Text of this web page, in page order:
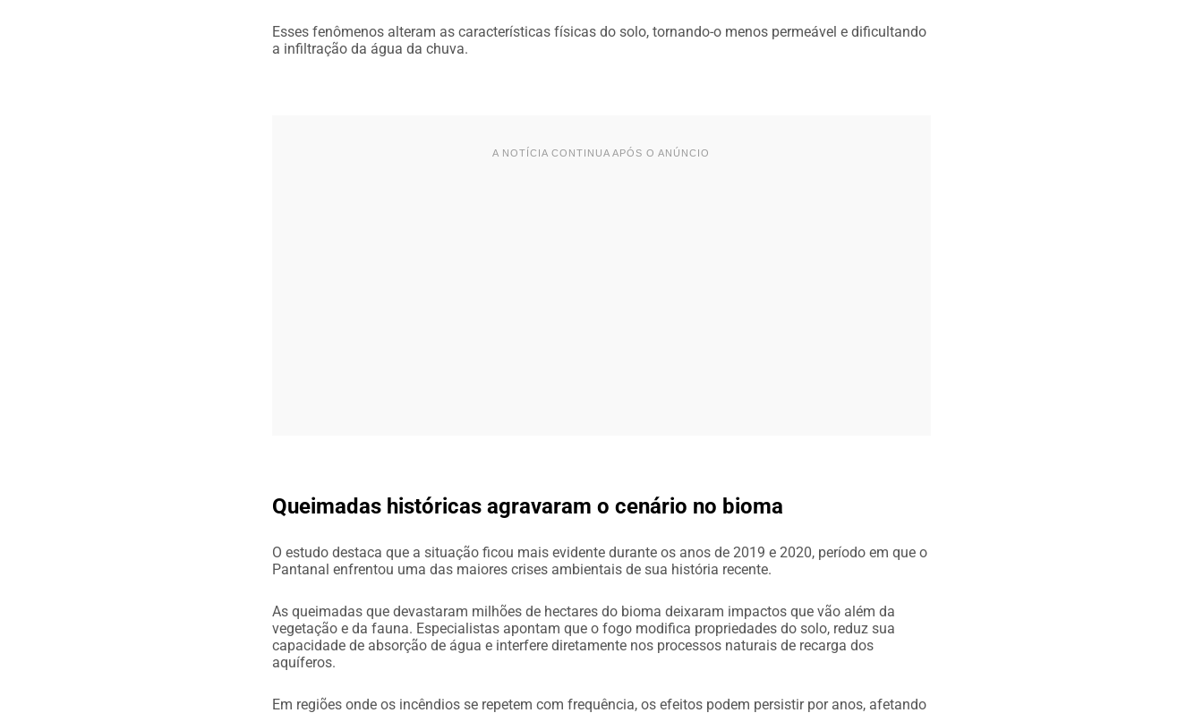
Esses fenômenos alteram as características físicas do solo, tornando-o menos permeável e dificultando
a infiltração da água da chuva.
A NOTÍCIA CONTINUA APÓS O ANÚNCIO
Queimadas históricas agravaram o cenário no bioma
O estudo destaca que a situação ficou mais evidente durante os anos de 2019 e 2020, período em que o
Pantanal enfrentou uma das maiores crises ambientais de sua história recente.
As queimadas que devastaram milhões de hectares do bioma deixaram impactos que vão além da
vegetação e da fauna. Especialistas apontam que o fogo modifica propriedades do solo, reduz sua
capacidade de absorção de água e interfere diretamente nos processos naturais de recarga dos
aquíferos.
Em regiões onde os incêndios se repetem com frequência, os efeitos podem persistir por anos, afetando